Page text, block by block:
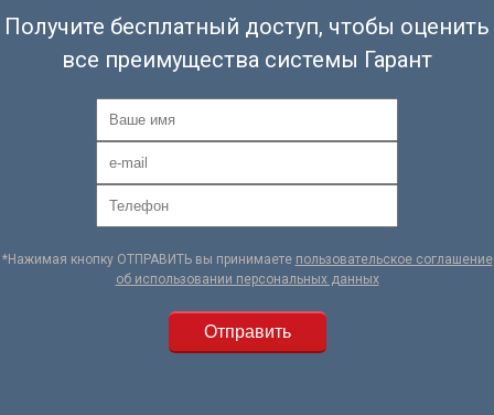
Получите бесплатный доступ, чтобы оценить
все преимущества системы Гарант
*Нажимая кнопку ОТПРАВИТЬ вы принимаете пользовательское соглашение
об использовании персональных данных